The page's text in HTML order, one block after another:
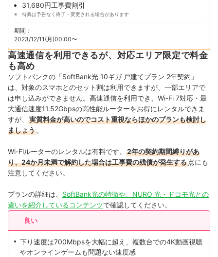
31,680円工事費割引
特典は予告なく終了・変更される場合があります
期間：
2023/12/11(月)00:00〜
高速通信を利用できるが、対応エリア限定で料金
も高め
ソフトバンクの「SoftBank光 10ギガ 戸建てプラン 2年契約」
は、対象のスマホとのセット割は利用できますが、一部エリアで
は申し込みができません。高速通信を利用でき、Wi-Fi 7対応・最
大通信速度11.52Gbpsの高性能ルーターをお得にレンタルできま
すが、
実質料金が高いのでコスト重視ならほかのプランも検討し
ましょう 。
Wi-Fiルーターのレンタルは有料です。
2年の契約期間縛りがあ
り、24か月未満で解約した場合は工事費の残債が発生する 点にも
注意してください。
プランの詳細は、 SoftBank光の特徴や、NURO 光・ドコモ光との
違いを紹介しているコンテンツで確認してください。
良い
下り速度は700Mbpsを大幅に超え、複数台での4K動画視聴
やオンラインゲームも問題ない速度感